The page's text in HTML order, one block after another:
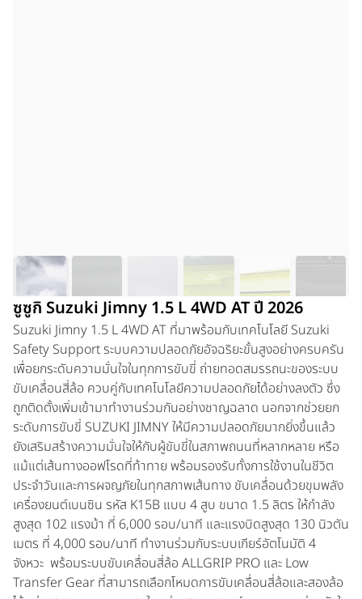
ซูซูกิ Suzuki Jimny 1.5 L 4WD AT ปี 2026
Suzuki Jimny 1.5 L 4WD AT ที่มาพร้อมกับเทคโนโลยี Suzuki
Safety Support ระบบความปลอดภัยอัจฉริยะขั้นสูงอย่างครบครัน
เพื่อยกระดับความมั่นใจในทุกการขับขี่ ถ่ายทอดสมรรถนะของระบบ
ขับเคลื่อนสี่ล้อ ควบคู่กับเทคโนโลยีความปลอดภัยได้อย่างลงตัว ซึ่ง
ถูกติดตั้งเพิ่มเข้ามาทำงานร่วมกันอย่างชาญฉลาด นอกจากช่วยยก
ระดับการขับขี่ SUZUKI JIMNY ให้มีความปลอดภัยมากยิ่งขึ้นแล้ว
ยังเสริมสร้างความมั่นใจให้กับผู้ขับขี่ในสภาพถนนที่หลากหลาย หรือ
แม้แต่เส้นทางออฟโรดที่ท้าทาย พร้อมรองรับทั้งการใช้งานในชีวิต
ประจำวันและการผจญภัยในทุกสภาพเส้นทาง ขับเคลื่อนด้วยขุมพลัง
เครื่องยนต์เบนซิน รหัส K15B แบบ 4 สูบ ขนาด 1.5 ลิตร ให้กำลัง
สูงสุด 102 แรงม้า ที่ 6,000 รอบ/นาที และแรงบิดสูงสุด 130 นิวตัน
เมตร ที่ 4,000 รอบ/นาที ทำงานร่วมกับระบบเกียร์อัตโนมัติ 4
จังหวะ พร้อมระบบขับเคลื่อนสี่ล้อ ALLGRIP PRO และ Low
Transfer Gear ที่สามารถเลือกโหมดการขับเคลื่อนสี่ล้อและสองล้อ